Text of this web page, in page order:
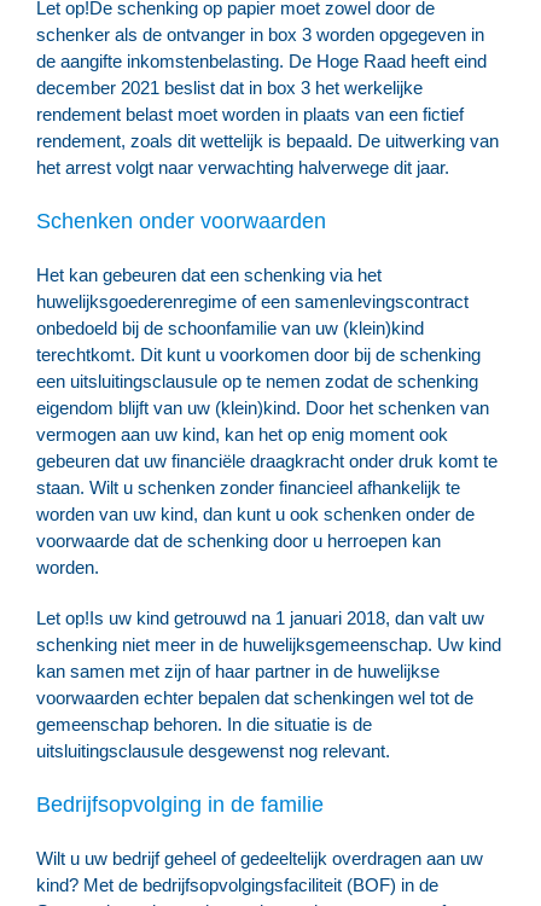
Let op!De schenking op papier moet zowel door de
schenker als de ontvanger in box 3 worden opgegeven in
de aangifte inkomstenbelasting. De Hoge Raad heeft eind
december 2021 beslist dat in box 3 het werkelijke
rendement belast moet worden in plaats van een fictief
rendement, zoals dit wettelijk is bepaald. De uitwerking van
het arrest volgt naar verwachting halverwege dit jaar.
Schenken onder voorwaarden
Het kan gebeuren dat een schenking via het
huwelijksgoederenregime of een samenlevingscontract
onbedoeld bij de schoonfamilie van uw (klein)kind
terechtkomt. Dit kunt u voorkomen door bij de schenking
een uitsluitingsclausule op te nemen zodat de schenking
eigendom blijft van uw (klein)kind. Door het schenken van
vermogen aan uw kind, kan het op enig moment ook
gebeuren dat uw financiële draagkracht onder druk komt te
staan. Wilt u schenken zonder financieel afhankelijk te
worden van uw kind, dan kunt u ook schenken onder de
voorwaarde dat de schenking door u herroepen kan
worden.
Let op!Is uw kind getrouwd na 1 januari 2018, dan valt uw
schenking niet meer in de huwelijksgemeenschap. Uw kind
kan samen met zijn of haar partner in de huwelijkse
voorwaarden echter bepalen dat schenkingen wel tot de
gemeenschap behoren. In die situatie is de
uitsluitingsclausule desgewenst nog relevant.
Bedrijfsopvolging in de familie
Wilt u uw bedrijf geheel of gedeeltelijk overdragen aan uw
kind? Met de bedrijfsopvolgingsfaciliteit (BOF) in de